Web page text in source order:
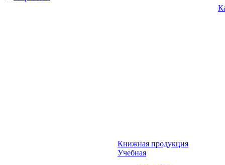
Книжная продукция
Учебная